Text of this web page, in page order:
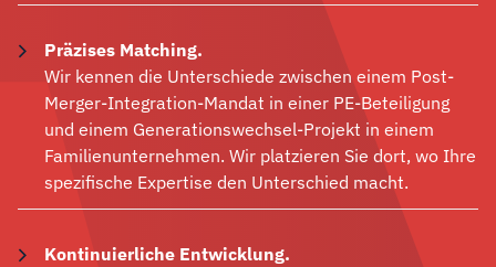
Präzises Matching.
Wir kennen die Unterschiede zwischen einem Post-
Merger-Integration-Mandat in einer PE-Beteiligung
und einem Generationswechsel-Projekt in einem
Familienunternehmen. Wir platzieren Sie dort, wo Ihre
spezifische Expertise den Unterschied macht.
Kontinuierliche Entwicklung.